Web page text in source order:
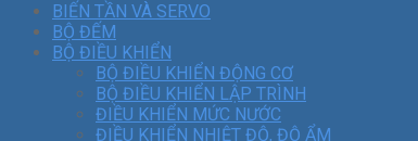
BIẾN TẦN VÀ SERVO
BỘ ĐẾM
BỘ ĐIỀU KHIỂN
BỘ ĐIỀU KHIỂN ĐỘNG CƠ
BỘ ĐIỀU KHIỂN LẬP TRÌNH
ĐIỀU KHIỂN MỨC NƯỚC
ĐIỀU KHIỂN NHIỆT ĐỘ, ĐỘ ẨM